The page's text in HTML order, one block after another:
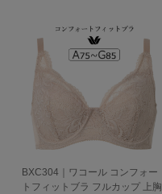
BXC304｜ワコール コンフォー
トフィットブラ フルカップ 上胸